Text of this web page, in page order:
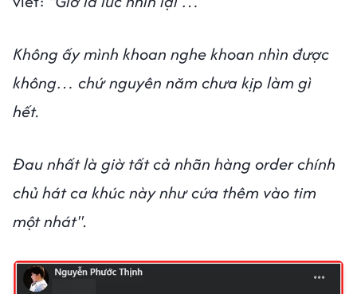
Không ấy mình khoan nghe khoan nhìn được
không… chứ nguyên năm chưa kịp làm gì
hết.
Đau nhất là giờ tất cả nhãn hàng order chính
chủ hát ca khúc này như cứa thêm vào tim
một nhát".